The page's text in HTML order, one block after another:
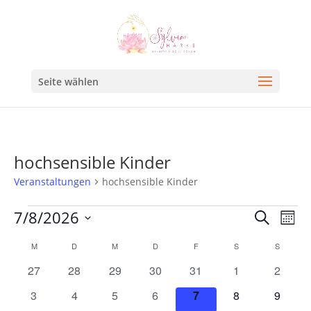
Seite wählen
hochsensible Kinder
Veranstaltungen hochsensible Kinder
Suche
und
Suche
7/8/2026
Kalender
von
Veranstaltungen
M D M D F S S
0
27
0
28
0
Veranstaltungen
29
0
Veranstaltungen
30
0
Veranstaltungen
31
0
1
0
2
0
3
0
4
0
5
0
6
0
7
0
8
0
9